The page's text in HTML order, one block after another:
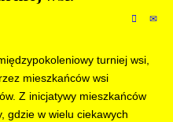
turniej wsi,
mieszkańców wsi
Z inicjatywy mieszkańców
gdzie w wielu ciekawych